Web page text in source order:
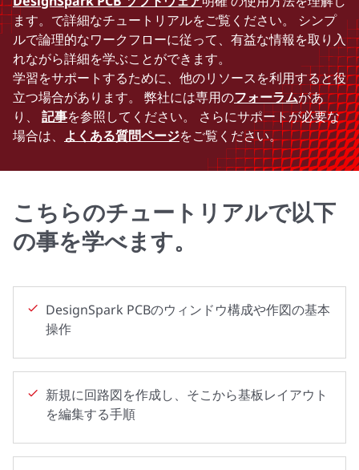
ます。で詳細なチュートリアルをご覧ください。 シンプ
ルで論理的なワークフローに従って、有益な情報を取り入
れながら詳細を学ぶことができます。
学習をサポートするために、他のリソースを利用すると役
立つ場合があります。 弊社には専用のフォーラムがあ
り、
記事を参照してください。 さらにサポートが必要な
場合は、 よくある質問ページをご覧ください。
こちらのチュートリアルで以下
の事を学べます。
DesignSpark PCBのウィンドウ構成や作図の基本
操作
新規に回路図を作成し、そこから基板レイアウト
を編集する手順